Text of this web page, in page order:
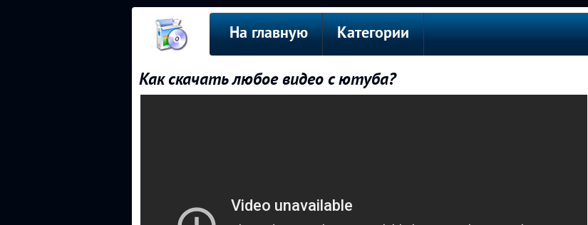
На главную Категории
Как скачать любое видео с ютуба?